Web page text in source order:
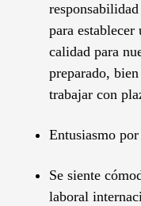
para
calidad para
preparado,
trabajar con
Entusiasmo
Se siente
laboral